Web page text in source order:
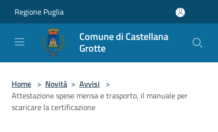
Regione Puglia
Comune di Castellana
Grotte
Home > Novità > Avvisi >
Attestazione spese mensa e trasporto, il manuale per
scaricare la certificazione